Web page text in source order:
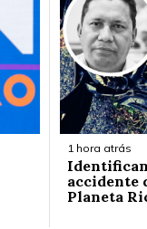
1 hora atrás
accidente
Planeta